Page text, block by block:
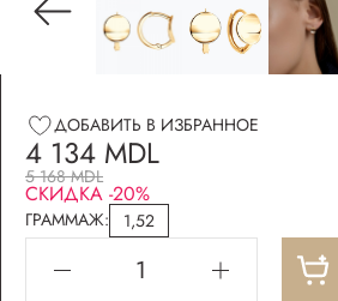
ДОБАВИТЬ В ИЗБРАННОЕ
4 134 MDL
5 168 MDL
СКИДКА -20%
ГРАММАЖ:
1,52